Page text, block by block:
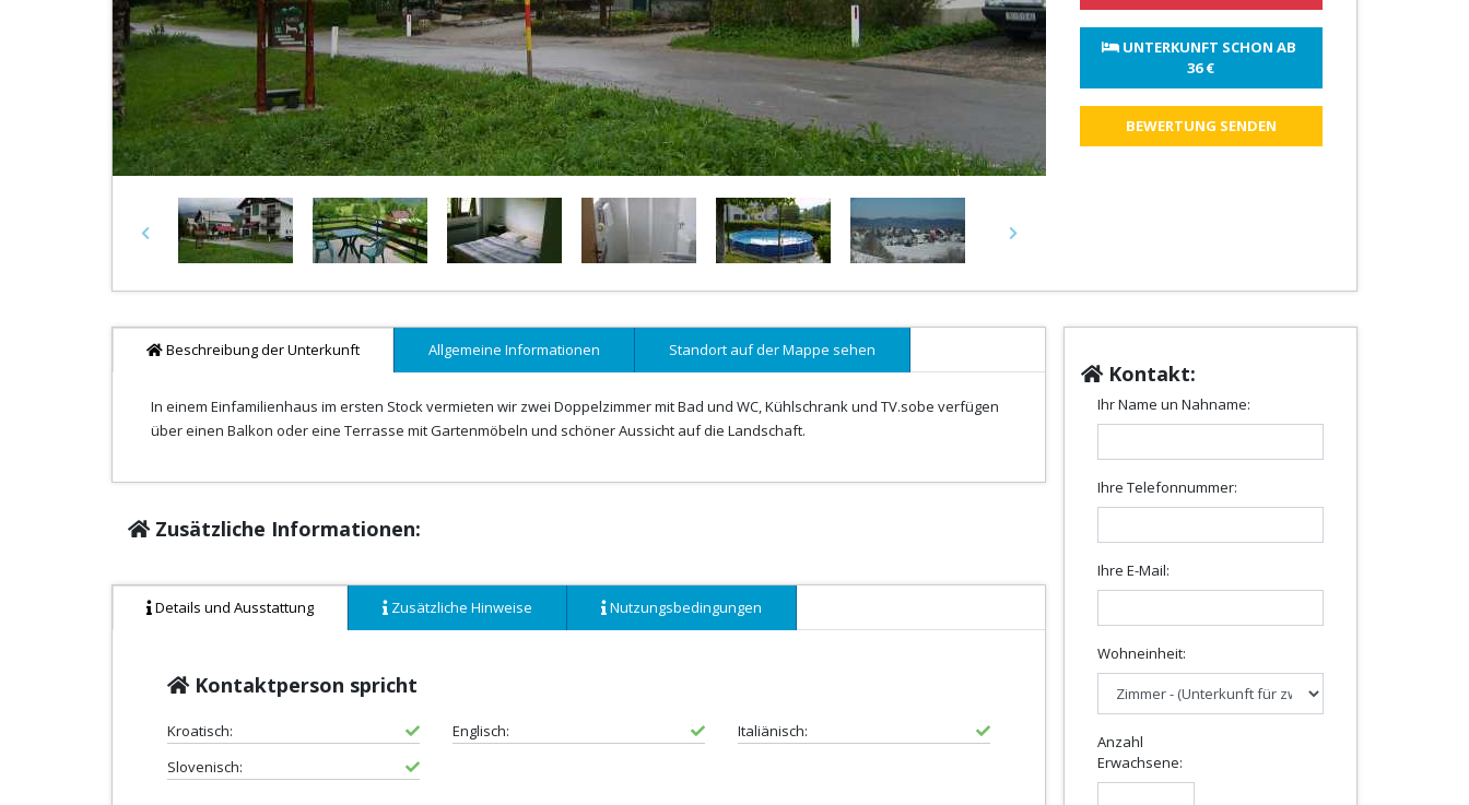
Previous Next
36 €
BEWERTUNG SENDEN
Beschreibung der Unterkunft Allgemeine Informationen Standort auf der Mappe sehen
In einem Einfamilienhaus im ersten Stock vermieten wir zwei Doppelzimmer mit Bad und WC, Kühlschrank und TV.sobe verfügen
über einen Balkon oder eine Terrasse mit Gartenmöbeln und schöner Aussicht auf die Landschaft.
Zusätzliche Informationen:
Details und Ausstattung Zusätzliche Hinweise Nutzungsbedingungen
Kontaktperson spricht
Kroatisch: Englisch:
Italiänisch:
Slovenisch:
Kontakt:
Ihr Name un Nahname:
Ihre Telefonnummer:
Ihre E-Mail:
Wohneinheit:
Anzahl
Erwachsene: